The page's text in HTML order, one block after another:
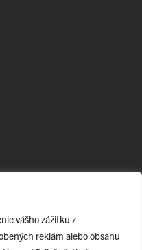
vášho zážitku z
reklám alebo obsahu